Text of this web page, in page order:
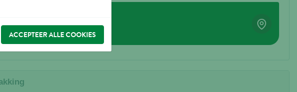
een verdeler
ACCEPTEER ALLE COOKIES